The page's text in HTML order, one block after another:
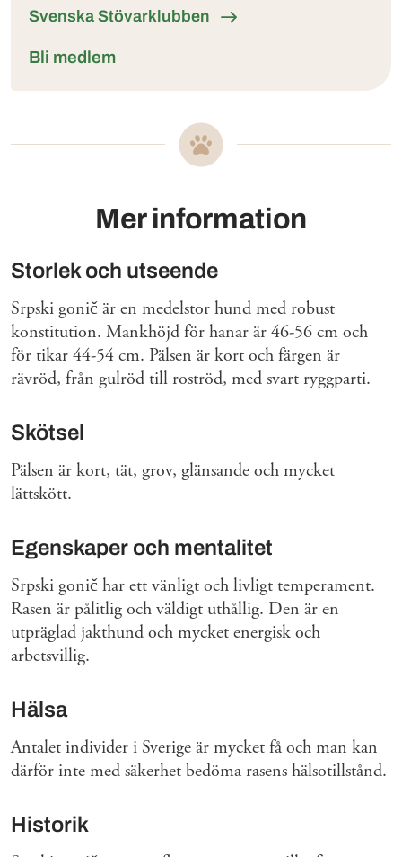
Svenska Stövarklubben
Bli medlem
Mer information
Storlek och utseende
Srpski gonič är en medelstor hund med robust
konstitution. Mankhöjd för hanar är 46-56 cm och
för tikar 44-54 cm. Pälsen är kort och färgen är
rävröd, från gulröd till roströd, med svart ryggparti.
Skötsel
Pälsen är kort, tät, grov, glänsande och mycket
lättskött.
Egenskaper och mentalitet
Srpski gonič har ett vänligt och livligt temperament.
Rasen är pålitlig och väldigt uthållig. Den är en
utpräglad jakthund och mycket energisk och
arbetsvillig.
Hälsa
Antalet individer i Sverige är mycket få och man kan
därför inte med säkerhet bedöma rasens hälsotillstånd.
Historik